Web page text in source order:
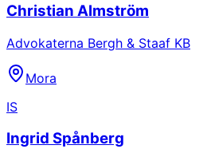
Christian Almström
Advokaterna Bergh & Staaf KB
Mora
IS
Ingrid Spånberg